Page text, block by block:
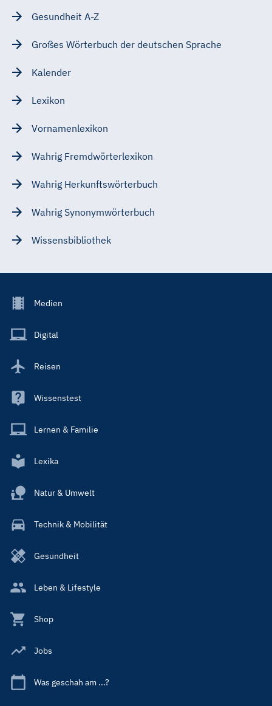
Gesundheit A-Z
Großes Wörterbuch der deutschen Sprache
Kalender
Lexikon
Vornamenlexikon
Wahrig Fremdwörterlexikon
Wahrig Herkunftswörterbuch
Wahrig Synonymwörterbuch
Wissensbibliothek
Footer
Main
Medien
Digital
Reisen
Wissenstest
Lernen & Familie
Lexika
Natur & Umwelt
Technik & Mobilität
Gesundheit
Leben & Lifestyle
Shop
Jobs
Was geschah am ...?